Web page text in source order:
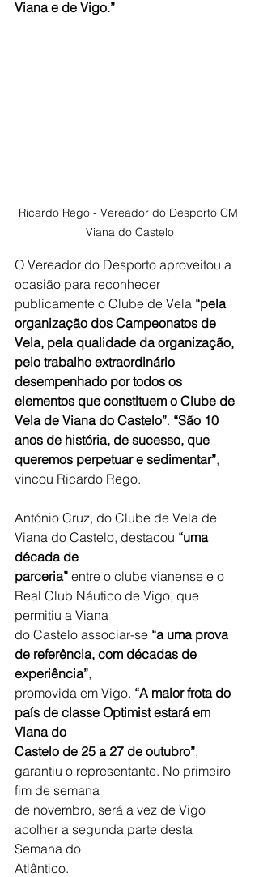
Viana e de Vigo.”
Ricardo Rego - Vereador do Desporto CM
Viana do Castelo
O Vereador do Desporto aproveitou a
ocasião para reconhecer
publicamente o Clube de Vela “pela
organização dos Campeonatos de
Vela, pela qualidade da organização,
pelo trabalho extraordinário
desempenhado por todos os
elementos que constituem o Clube de
Vela de Viana do Castelo”. “São 10
anos de história, de sucesso, que
queremos perpetuar e sedimentar”,
vincou Ricardo Rego.
António Cruz, do Clube de Vela de
Viana do Castelo, destacou “uma
década de
parceria” entre o clube vianense e o
Real Club Náutico de Vigo, que
permitiu a Viana
do Castelo associar-se “a uma prova
de referência, com décadas de
experiência”,
promovida em Vigo. “A maior frota do
país de classe Optimist estará em
Viana do
Castelo de 25 a 27 de outubro”,
garantiu o representante. No primeiro
fim de semana
de novembro, será a vez de Vigo
acolher a segunda parte desta
Semana do
Atlântico.